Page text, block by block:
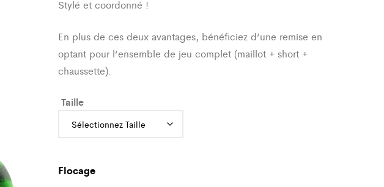
Stylé et coordonné !
En plus de ces deux avantages, bénéficiez d’une remise en
optant pour l’ensemble de jeu complet (maillot + short +
chaussette).
Taille
Flocage